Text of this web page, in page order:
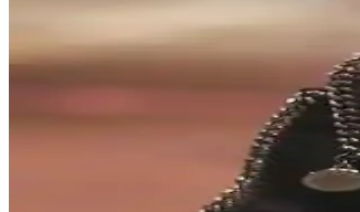
Kişisel Özelliklerle Çanta Seçimi:
İsim, inisiyal ve kişisel sembollerle bağlantılı
Opus Emiliano Aemilianus Mini
Opus Emiliano'nun Aemilianus Mini modeli,
Gucci Jackie Çantanın Yeni Büyük